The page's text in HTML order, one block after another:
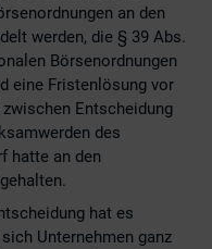
an den
werden, die § 39 Abs.
Börsenordnungen
eine Fristenlösung vor
Entscheidung
des
hatte an den
hat es
Unternehmen ganz